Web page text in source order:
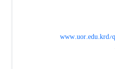
www.uor.edu.krd/